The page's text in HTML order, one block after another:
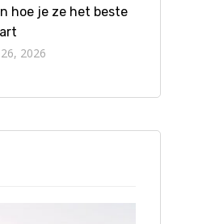
hoe je ze het beste
2026